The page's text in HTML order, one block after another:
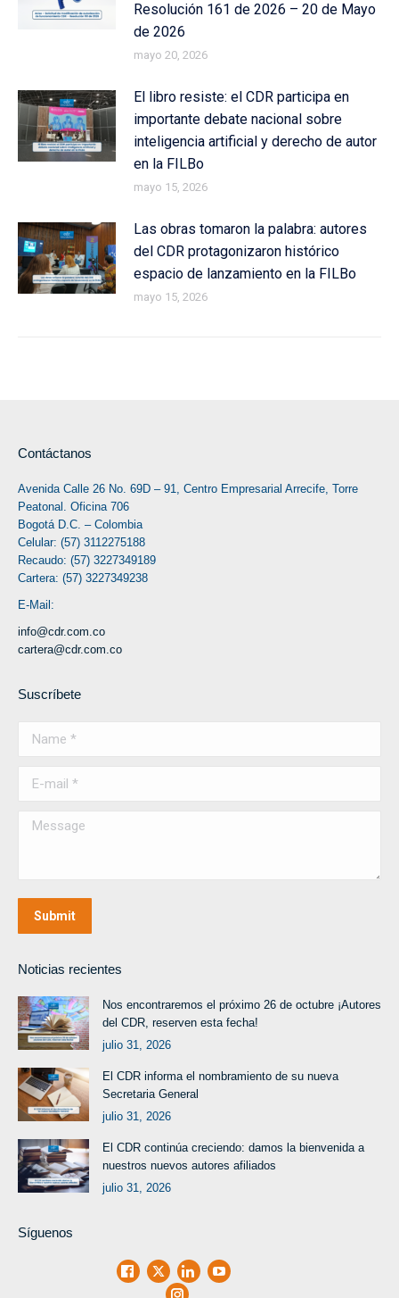
Resolución 161 de 2026 – 20 de Mayo
de 2026
mayo 20, 2026
El libro resiste: el CDR participa en
importante debate nacional sobre
inteligencia artificial y derecho de autor
en la FILBo
mayo 15, 2026
Las obras tomaron la palabra: autores
del CDR protagonizaron histórico
espacio de lanzamiento en la FILBo
mayo 15, 2026
Contáctanos
Avenida Calle 26 No. 69D – 91, Centro Empresarial Arrecife, Torre
Peatonal. Oficina 706
Bogotá D.C. – Colombia
Celular: (57) 3112275188
Recaudo: (57) 3227349189
Cartera: (57) 3227349238
E-Mail:
info@cdr.com.co
cartera@cdr.com.co
Suscríbete
Message
Submit
Noticias recientes
Nos encontraremos el próximo 26 de octubre ¡Autores
del CDR, reserven esta fecha!
julio 31, 2026
El CDR informa el nombramiento de su nueva
Secretaria General
julio 31, 2026
El CDR continúa creciendo: damos la bienvenida a
nuestros nuevos autores afiliados
julio 31, 2026
Síguenos
Facebook
X LinkedInYoutube